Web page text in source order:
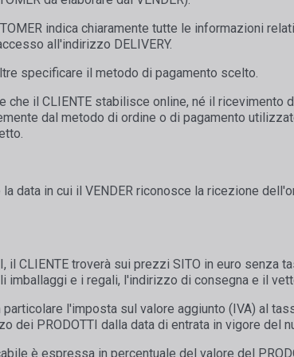
indica chiaramente tutte le informazioni
all'indirizzo DELIVERY.
specificare il metodo di pagamento scelto.
che il CLIENTE stabilisce online, né il ricevimento
dal metodo di ordine o di pagamento
data in cui il VENDER riconosce la ricezione
il CLIENTE troverà sui prezzi SITO in euro
imballaggi e i regali, l'indirizzo di consegna e il
l'imposta sul valore aggiunto (IVA) al
dei PRODOTTI dalla data di entrata in vigore del
è espressa in percentuale del valore del